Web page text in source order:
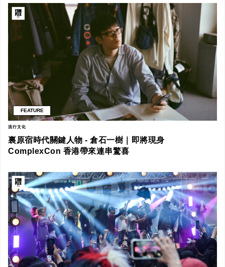
FEATURE
流行文化
裏原宿時代關鍵人物 - 倉石一樹｜即將現身
ComplexCon 香港帶來連串驚喜